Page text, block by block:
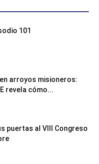
101
arroyos misioneros:
revela cómo...
puertas al VIII Congreso